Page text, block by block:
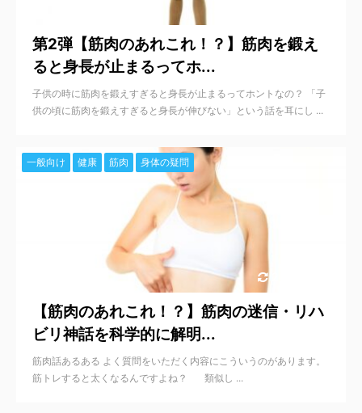
第2弾【筋肉のあれこれ！？】筋肉を鍛え
ると身長が止まるってホ...
子供の時に筋肉を鍛えすぎると身長が止まるってホントなの？ 「子
供の頃に筋肉を鍛えすぎると身長が伸びない」という話を耳にし ...
一般向け 健康 筋肉 身体の疑問
【筋肉のあれこれ！？】筋肉の迷信・リハ
ビリ神話を科学的に解明...
筋肉話あるある よく質問をいただく内容にこういうのがあります。
筋トレすると太くなるんですよね？ 類似し ...